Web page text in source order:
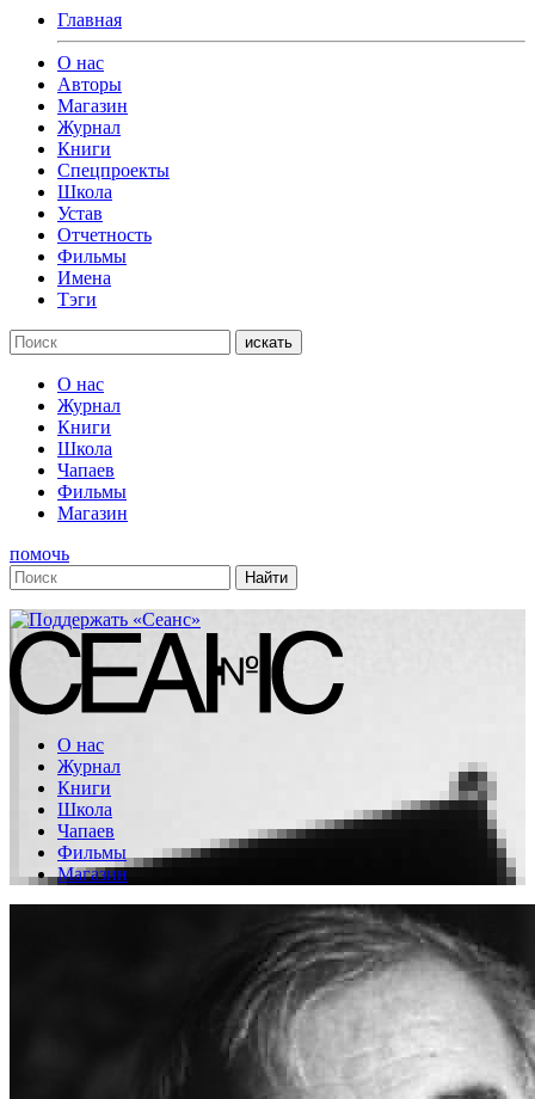
Главная
О нас
Авторы
Магазин
Журнал
Книги
Спецпроекты
Школа
Устав
Отчетность
Фильмы
Имена
Тэги
искать
О нас
Журнал
Книги
Школа
Чапаев
Фильмы
Магазин
помочь
О нас
Журнал
Книги
Школа
Чапаев
Фильмы
Магазин